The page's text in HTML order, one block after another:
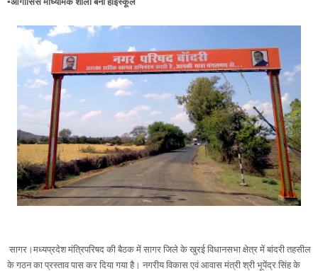
सागर।मध्यप्रदेश मंत्रिपरिषद की बैठक में सागर जिले के खुरई विधानसभा क्षेत्र में बांदरी तहसील
के गठन का प्रस्ताव पास कर दिया गया है। नगरीय विकास एवं आवास मंत्री श्री भूपेंद्र सिंह के